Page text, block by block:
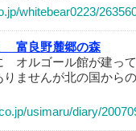
whitebear0223/
富良野麓郷の森
オルゴール館が建っ
ませんが北の国から
usimaru/diary/